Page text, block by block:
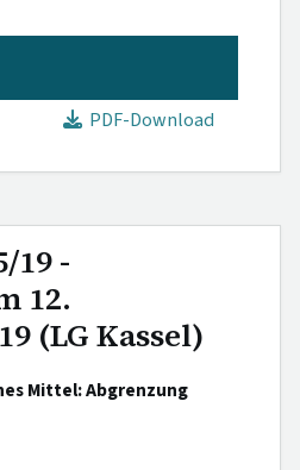
PDF-Download
19 -
12.
(LG Kassel)
Mittel: Abgrenzung